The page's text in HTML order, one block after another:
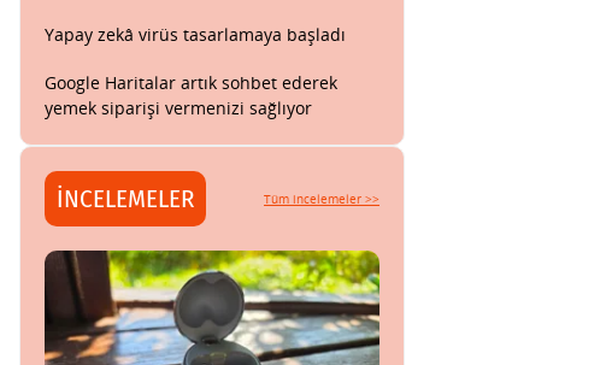
Yapay zekâ virüs tasarlamaya başladı
Google Haritalar artık sohbet ederek
yemek siparişi vermenizi sağlıyor
İNCELEMELER Tüm incelemeler >>